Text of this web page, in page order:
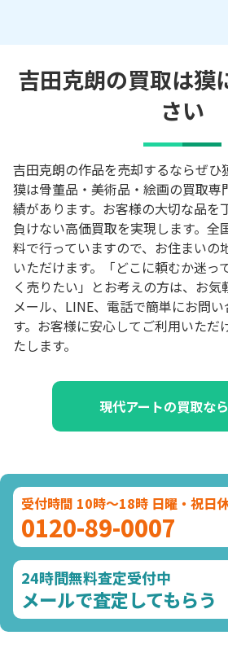
吉田克朗の買取は獏
さい
吉田克朗の作品を売却するならぜひ
獏は骨董品・美術品・絵画の買取専
績があります。お客様の大切な品を
負けない高価買取を実現します。全
料で行っていますので、お住まいの
いただけます。「どこに頼むか迷っ
く売りたい」とお考えの方は、お気
メール、LINE、電話で簡単にお問
す。お客様に安心してご利用いただ
たします。
現代アートの買取な
受付時間 10時～18時 日曜・祝日
0120-89-0007
24時間無料査定受付中
メールで査定してもらう